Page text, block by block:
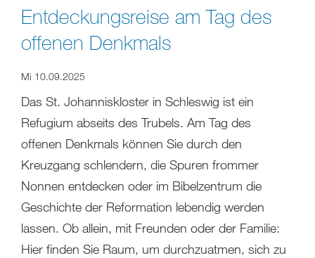
Entdeckungsreise am Tag des
offenen Denkmals
Mi 10.09.2025
Das St. Johanniskloster in Schleswig ist ein
Refugium abseits des Trubels. Am Tag des
offenen Denkmals können Sie durch den
Kreuzgang schlendern, die Spuren frommer
Nonnen entdecken oder im Bibelzentrum die
Geschichte der Reformation lebendig werden
lassen. Ob allein, mit Freunden oder der Familie:
Hier finden Sie Raum, um durchzuatmen, sich zu